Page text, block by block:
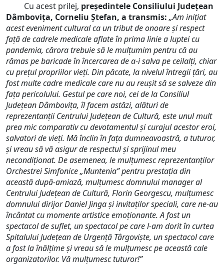
Cu acest prilej, președintele Consiliului Județean
Dâmbovița, Corneliu Ștefan, a transmis: „Am inițiat
acest eveniment cultural ca un tribut de onoare și respect
față de cadrele medicale aflate în prima linie a luptei cu
pandemia, cărora trebuie să le mulțumim pentru că au
rămas pe baricade în încercarea de a-i salva pe ceilalți, chiar
cu prețul propriilor vieți. Din păcate, la nivelul întregii țări, au
fost multe cadre medicale care nu au reuşit să se salveze din
fața pericolului. Gestul pe care noi, cei de la Consiliul
Județean Dâmbovița, îl facem astăzi, alături de
reprezentanții Centrului Județean de Cultură, este unul mult
prea mic comparativ cu devotamentul și curajul acestor eroi,
salvatori de vieți. Mă înclin în fața dumneavoastră, a tuturor,
și vreau să vă asigur de respectul și sprijinul meu
necondiționat. De asemenea, le mulțumesc reprezentanților
Orchestrei Simfonice „Muntenia” pentru prestația din
această după-amiază, mulțumesc domnului manager al
Centrului Județean de Cultură, Florin Georgescu, mulțumesc
domnului dirijor Daniel Jinga și invitaților speciali, care ne-au
încântat cu momente artistice emoționante. A fost un
spectacol de suflet, un spectacol pe care l-am dorit în curtea
Spitalului Județean de Urgență Târgovişte, un spectacol care
a fost la înălțime și vreau să le mulțumesc pe această cale
organizatorilor. Vă mulțumesc tuturor!”